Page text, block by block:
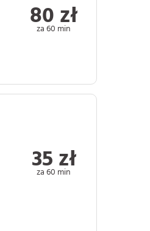
80 zł
za 60 min
35 zł
za 60 min